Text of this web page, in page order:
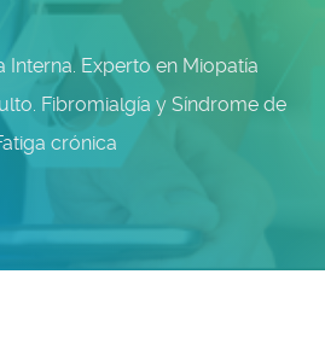
Interna. Experto en Miopatía
Fibromialgía y Síndrome de
crónica